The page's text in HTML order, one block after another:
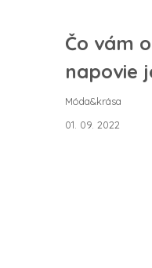
Čo vám
napovie
Móda&krása
01. 09. 2022